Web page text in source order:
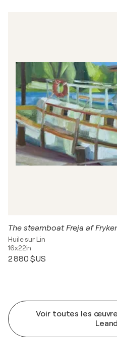
The steamboat Freja af
Huile sur Lin
16x22in
2 880 $US
Voir toutes les